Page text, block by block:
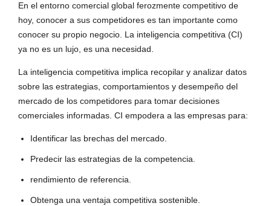
En el entorno comercial global ferozmente competitivo de
hoy, conocer a sus competidores es tan importante como
conocer su propio negocio. La inteligencia competitiva (CI)
ya no es un lujo, es una necesidad.
La inteligencia competitiva implica recopilar y analizar datos
sobre las estrategias, comportamientos y desempeño del
mercado de los competidores para tomar decisiones
comerciales informadas. CI empodera a las empresas para:
Identificar las brechas del mercado.
Predecir las estrategias de la competencia.
rendimiento de referencia.
Obtenga una ventaja competitiva sostenible.